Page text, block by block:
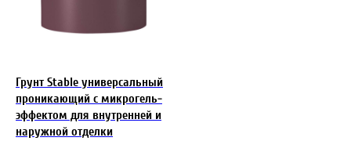
Грунт Stable универсальный
проникающий с микрогель-
эффектом для внутренней и
наружной отделки